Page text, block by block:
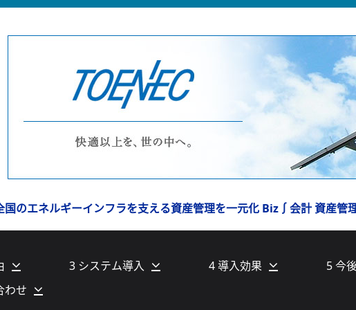
国のエネルギーインフラを支える資産管理を一元化 Biz∫会計 資産管
3 システム導入 4 導入効果 5 今
わせ